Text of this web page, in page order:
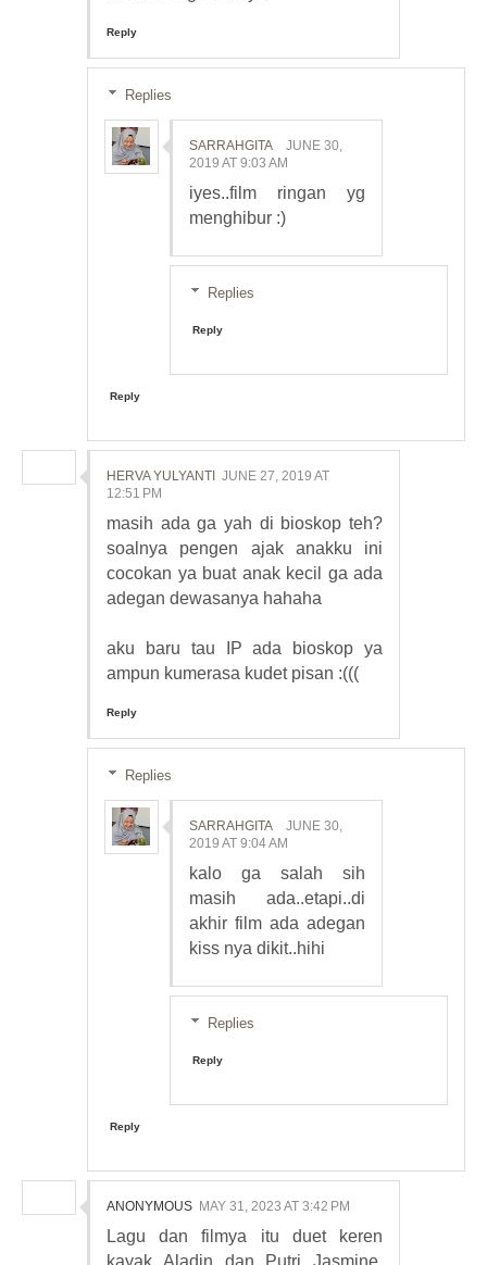
Reply
Replies
SARRAHGITA
JUNE 30,
2019 AT 9:03 AM
iyes..film ringan yg
menghibur :)
Replies
Reply
Reply
HERVA YULYANTI
JUNE 27, 2019 AT
12:51 PM
masih ada ga yah di bioskop teh?
soalnya pengen ajak anakku ini
cocokan ya buat anak kecil ga ada
adegan dewasanya hahaha
aku baru tau IP ada bioskop ya
ampun kumerasa kudet pisan :(((
Reply
Replies
SARRAHGITA
JUNE 30,
2019 AT 9:04 AM
kalo ga salah sih
masih ada..etapi..di
akhir film ada adegan
kiss nya dikit..hihi
Replies
Reply
Reply
ANONYMOUS MAY 31, 2023 AT 3:42 PM
Lagu dan filmya itu duet keren
kayak Aladin dan Putri Jasmine.